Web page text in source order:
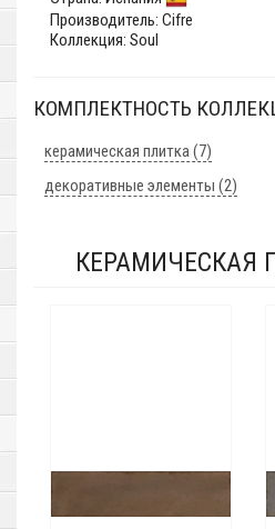
Производитель: Cifre
Коллекция: Soul
КОМПЛЕКТНОСТЬ
керамическая плитка (7)
декоративные элементы (2)
КЕРАМИЧЕСКАЯ